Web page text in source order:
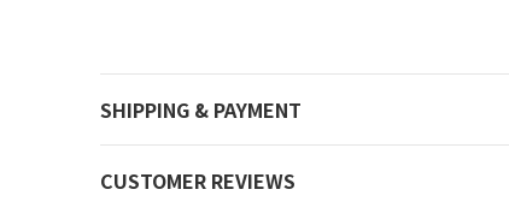
SHIPPING & PAYMENT
CUSTOMER REVIEWS